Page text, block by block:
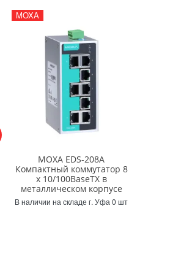
MOXA
MOXA EDS-208A
Компактный коммутатор 8
x 10/100BaseTX в
металлическом корпусе
В наличии на складе г. Уфа 0 шт